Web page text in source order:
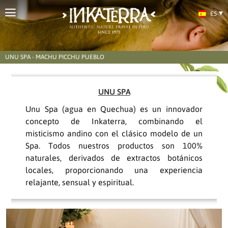
ES
UNU SPA - MACHU PICCHU PUEBLO
UNU SPA
Unu Spa (agua en Quechua) es un innovador
concepto de Inkaterra, combinando el
misticismo andino con el clásico modelo de un
Spa. Todos nuestros productos son 100%
naturales, derivados de extractos botánicos
locales, proporcionando una experiencia
relajante, sensual y espiritual.